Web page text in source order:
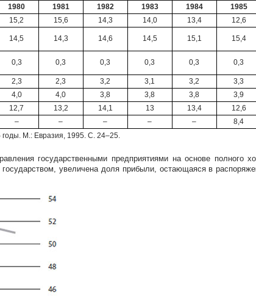
1980
1981 1982 1983 1984 1985
15,2 15,6 14,3 14,0 13,4 12,6
14,5 14,3 14,6 14,5 15,1 15,4
0,3 0,3 0,3 0,3 0,3 0,3
2,3 2,3 3,2 3,1 3,2 3,3
4,0 4,0 3,8 3,8 3,8 3,9
12,7 13,2 14,1 13 13,4 12,6
– – – – – 8,4
М.: Евразия, 1995. С. 24–25.
государственными предприятиями на основе полного
увеличена доля прибыли, остающаяся в